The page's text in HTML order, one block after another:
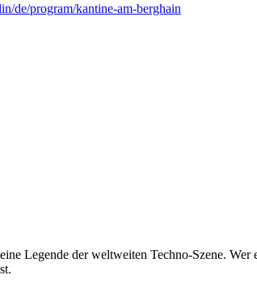
de/program/kantine-am-berghain
Legende der weltweiten Techno-Szene.